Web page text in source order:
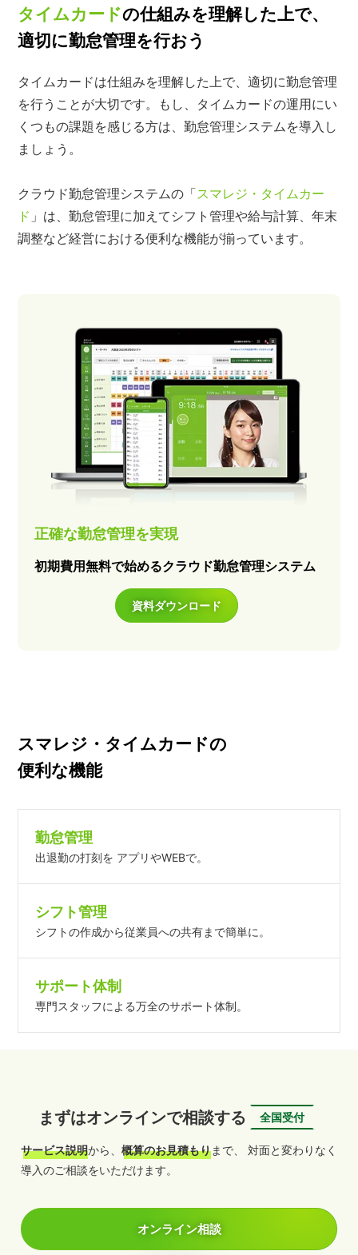
タイムカードの仕組みを理解した上で、
適切に勤怠管理を行おう
タイムカードは仕組みを理解した上で、適切に勤怠管理
を行うことが大切です。もし、タイムカードの運用にい
くつもの課題を感じる方は、勤怠管理システムを導入し
ましょう。
クラウド勤怠管理システムの「スマレジ・タイムカー
ド 」は、勤怠管理に加えてシフト管理や給与計算、年末
調整など経営における便利な機能が揃っています。
正確な勤怠管理を実現
初期費用無料で始めるクラウド勤怠管理システム
資料ダウンロード
スマレジ・タイムカードの
便利な機能
勤怠管理
出退勤の打刻を アプリやWEBで。
シフト管理
シフトの作成から従業員への共有まで簡単に。
サポート体制
専門スタッフによる万全のサポート体制。
まずはオンラインで相談する 全国受付
サービス説明から、 概算のお見積もりまで、 対面と変わりなく
導入のご相談をいただけます。
オンライン相談